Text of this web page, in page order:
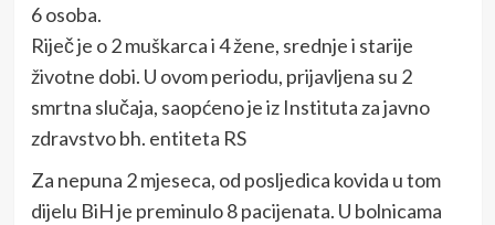
6 osoba.
Riječ je o 2 muškarca i 4 žene, srednje i starije
životne dobi. U ovom periodu, prijavljena su 2
smrtna slučaja, saopćeno je iz Instituta za javno
zdravstvo bh. entiteta RS
Za nepuna 2 mjeseca, od posljedica kovida u tom
dijelu BiH je preminulo 8 pacijenata. U bolnicama